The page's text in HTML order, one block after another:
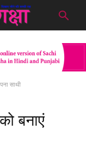
साथी
बनाएं